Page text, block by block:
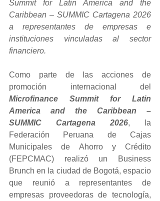
Summit for Latin America and the
Caribbean – SUMMIC Cartagena 2026
a representantes de empresas e
instituciones vinculadas al sector
financiero.
Como parte de las acciones de
Microfinance Summit for Latin
America and the Caribbean –
SUMMIC Cartagena 2026, la
Federación Peruana de Cajas
Municipales de Ahorro y Crédito
(FEPCMAC) realizó un Business
Brunch en la ciudad de Bogotá, espacio
que reunió a representantes de
empresas proveedoras de tecnología,